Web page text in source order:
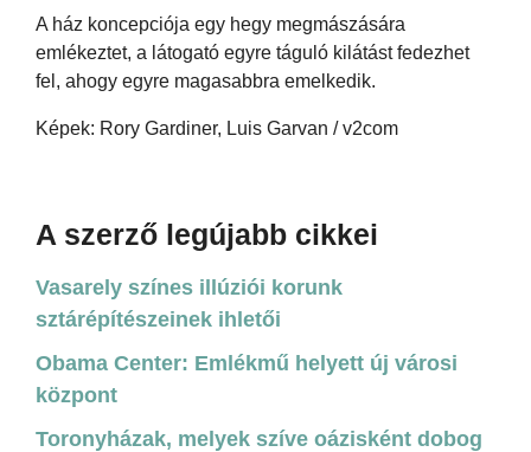
A ház koncepciója egy hegy megmászására
emlékeztet, a látogató egyre táguló kilátást fedezhet
fel, ahogy egyre magasabbra emelkedik.
Képek: Rory Gardiner, Luis Garvan / v2com
A szerző legújabb cikkei
Vasarely színes illúziói korunk
sztárépítészeinek ihletői
Obama Center: Emlékmű helyett új városi
központ
Toronyházak, melyek szíve oázisként dobog